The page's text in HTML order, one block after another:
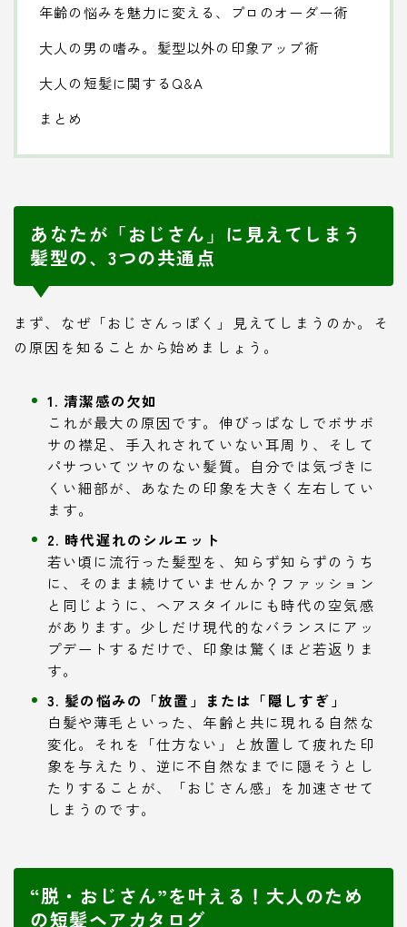
年齢の悩みを魅力に変える、プロのオーダー術
大人の男の嗜み。髪型以外の印象アップ術
大人の短髪に関するQ&A
まとめ
あなたが「おじさん」に見えてしまう
髪型の、3つの共通点
まず、なぜ「おじさんっぽく」見えてしまうのか。そ
の原因を知ることから始めましょう。
1. 清潔感の欠如
これが最大の原因です。伸びっぱなしでボサボ
サの襟足、手入れされていない耳周り、そして
パサついてツヤのない髪質。自分では気づきに
くい細部が、あなたの印象を大きく左右してい
ます。
2. 時代遅れのシルエット
若い頃に流行った髪型を、知らず知らずのうち
に、そのまま続けていませんか？ファッション
と同じように、ヘアスタイルにも時代の空気感
があります。少しだけ現代的なバランスにアッ
プデートするだけで、印象は驚くほど若返りま
す。
3. 髪の悩みの「放置」または「隠しすぎ」
白髪や薄毛といった、年齢と共に現れる自然な
変化。それを「仕方ない」と放置して疲れた印
象を与えたり、逆に不自然なまでに隠そうとし
たりすることが、「おじさん感」を加速させて
しまうのです。
“脱・おじさん”を叶える！大人のため
の短髪ヘアカタログ